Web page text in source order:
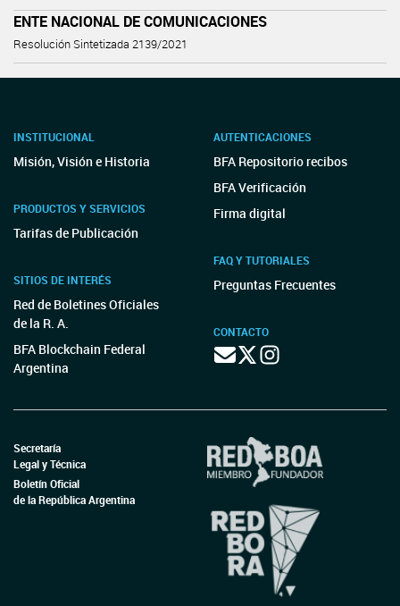
ENTE NACIONAL DE COMUNICACIONES
Resolución Sintetizada 2139/2021
INSTITUCIONAL
Misión, Visión e Historia
PRODUCTOS Y SERVICIOS
Tarifas de Publicación
SITIOS DE INTERÉS
Red de Boletines Oficiales
de la R. A.
BFA Blockchain Federal
Argentina
AUTENTICACIONES
BFA Repositorio recibos
BFA Verificación
Firma digital
FAQ Y TUTORIALES
Preguntas Frecuentes
CONTACTO
Secretaría
Legal y Técnica
Boletín Oficial
de la República Argentina